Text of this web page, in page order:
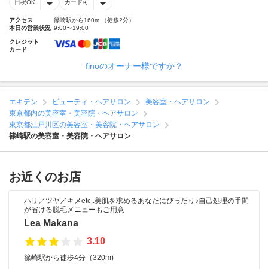
日祝OK カード可
アクセス
篠崎駅から160m （徒歩2分）
本日の営業状況 9:00〜19:00
クレジット
カード
finoのオーナー様ですか？
エキテン ビューティ・ヘアサロン
美容室・ヘアサロン
東京都内の美容室・美容院・ヘアサロン
東京都江戸川区の美容室・美容院・ヘアサロン
篠崎駅の美容室・美容院・ヘアサロン
お近くのお店
ハリ／ツヤ／キメetc..美肌を求めるあなたにぴったり♪自己処理の手間
が省ける脱毛メニューもご用意
Lea Makana
3.10
篠崎駅から徒歩4分（320m)